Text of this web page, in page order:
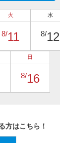
火
8/11
水
8/12
日
8/16
方はこちら！